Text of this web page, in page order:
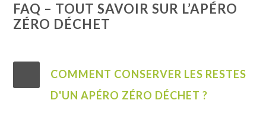
FAQ – TOUT SAVOIR SUR L’APÉRO
ZÉRO DÉCHET
COMMENT CONSERVER LES RESTES
D'UN APÉRO ZÉRO DÉCHET ?